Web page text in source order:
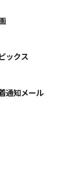
ックス
通知メール